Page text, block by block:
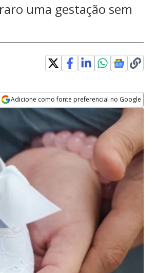
uma gestação sem
Adicione como fonte preferencial no Google
Opens in new window